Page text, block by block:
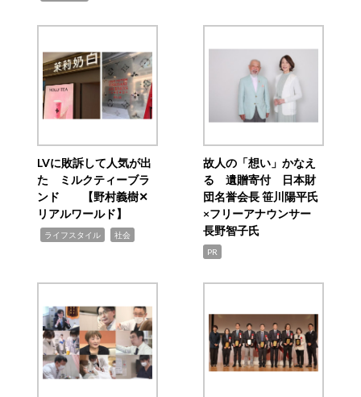
LVに敗訴して人気が出
た ミルクティーブラ
ンド 【野村義樹✕
リアルワールド】
ライフスタイル 社会
故人の「想い」かなえ
る 遺贈寄付 日本財
団名誉会長 笹川陽平氏
×フリーアナウンサー
長野智子氏
PR